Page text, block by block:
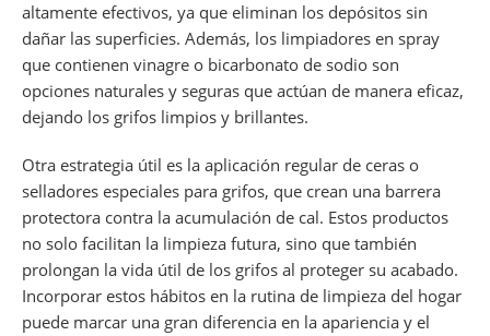
altamente efectivos, ya que eliminan los depósitos sin
dañar las superficies. Además, los limpiadores en spray
que contienen vinagre o bicarbonato de sodio son
opciones naturales y seguras que actúan de manera eficaz,
dejando los grifos limpios y brillantes.
Otra estrategia útil es la aplicación regular de ceras o
selladores especiales para grifos, que crean una barrera
protectora contra la acumulación de cal. Estos productos
no solo facilitan la limpieza futura, sino que también
prolongan la vida útil de los grifos al proteger su acabado.
Incorporar estos hábitos en la rutina de limpieza del hogar
puede marcar una gran diferencia en la apariencia y el